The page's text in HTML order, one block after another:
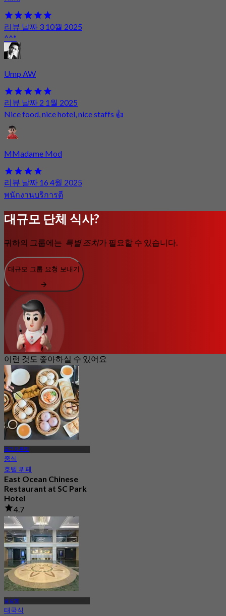
리뷰 날짜 3 10월 2025
^^*
Ump AW
리뷰 날짜 2 1월 2025
Nice food, nice hotel, nice staffs 👍
MMadame Mod
리뷰 날짜 16 4월 2025
พนักงานบริการดี
대규모 단체 식사?
귀하의 그룹에는 특별 조치가 필요할 수 있습니다.
대규모 그룹 요청 보내기
이런 것도 좋아하실 수 있어요
프라차우팃
중식
호텔 뷔페
East Ocean Chinese
Restaurant at SC Park
Hotel
4.7
328 예약됨
에서฿ 1,350
람캄행
태국식